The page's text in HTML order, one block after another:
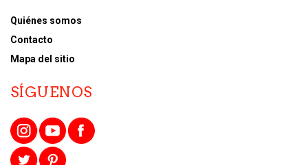
Quiénes somos
Contacto
Mapa del sitio
SÍGUENOS